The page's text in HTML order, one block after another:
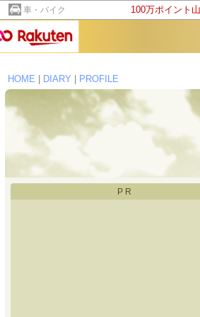
車・バイク 100万ポイント
HOME
DIARY PROFILE
PR